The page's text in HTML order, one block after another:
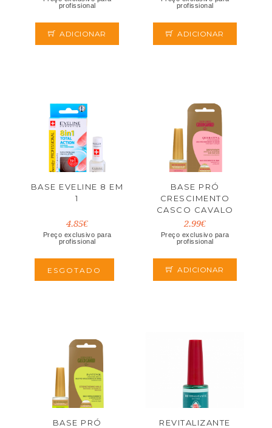
profissional
ADICIONAR
profissional
ADICIONAR
BASE EVELINE 8 EM
1
4.85€
Preço exclusivo para
profissional
ESGOTADO
BASE PRÓ
CRESCIMENTO
CASCO CAVALO
10ML
2.99€
Preço exclusivo para
profissional
ADICIONAR
BASE PRÓ
REVITALIZANTE